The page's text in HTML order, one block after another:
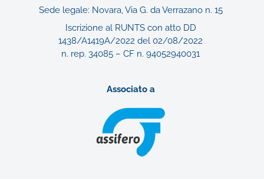
Sede legale: Novara, Via G. da Verrazano n. 15
Iscrizione al RUNTS con atto DD
1438/A1419A/2022 del 02/08/2022
n. rep. 34085 – CF n. 94052940031
Associato a